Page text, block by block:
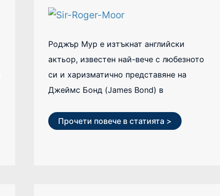
Роджър Мур е изтъкнат английски
актьор, известен най-вече с любезното
си и харизматично представяне на
Джеймс Бонд (James Bond) в
Прочети повече в статията >